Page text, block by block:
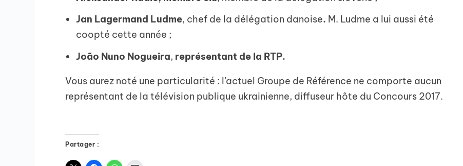
Jan Lagermand Ludme, chef de la délégation danoise. M. Ludme a lui aussi été
coopté cette année ;
João Nuno Nogueira, représentant de la RTP.
Vous aurez noté une particularité : l’actuel Groupe de Référence ne comporte aucun
représentant de la télévision publique ukrainienne, diffuseur hôte du Concours 2017.
Partager :